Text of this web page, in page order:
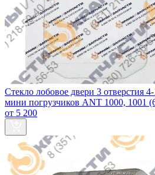
Стекло лобовое двери 3 отверстия
мини погрузчиков ANT 1000, 1001
от 5 200